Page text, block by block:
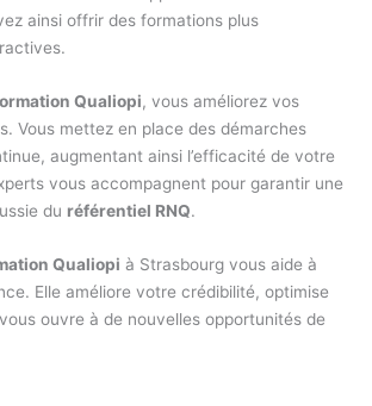
ainsi offrir des formations plus
Qualiopi, vous améliorez vos
Vous mettez en place des démarches
augmentant ainsi l’efficacité de votre
vous accompagnent pour garantir une
du référentiel RNQ.
Qualiopi à Strasbourg vous aide à
Elle améliore votre crédibilité, optimise
ouvre à de nouvelles opportunités de